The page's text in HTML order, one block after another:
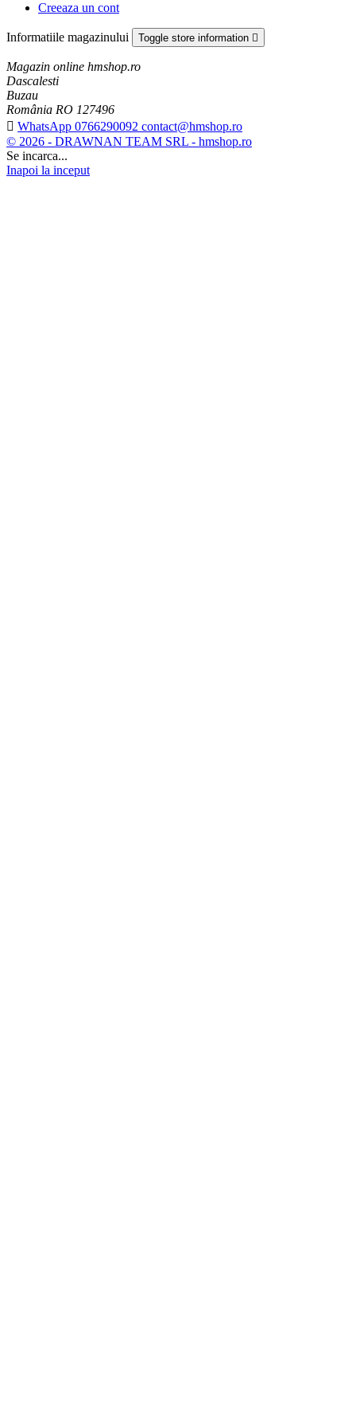
Creeaza un cont
Informatiile magazinului Toggle store information 
Magazin online hmshop.ro
Dascalesti
Buzau
România RO 127496
 WhatsApp 0766290092 contact@hmshop.ro
© 2026 - DRAWNAN TEAM SRL - hmshop.ro
Se incarca...
Inapoi la inceput